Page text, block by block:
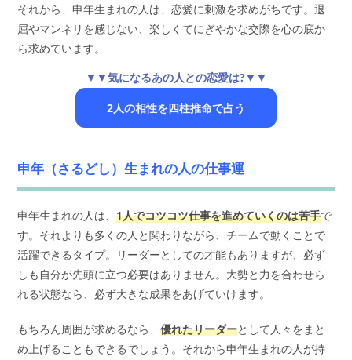
それから、申年生まれの人は、恋愛に刺激を求めがちです。退
屈やマンネリを感じない、楽しくてにぎやかな交際を心の底か
ら求めています。
▼▼気になるあの人との恋愛は?▼▼
2人の相性を四柱推命で占う
申年（さるどし）生まれの人の仕事運
申年生まれの人は、1人でコツコツ仕事を進めていくのは苦手で
す。それよりも多くの人と関わりながら、チームで動くことで
活躍できるタイプ。リーダーとしての才能もありますが、必ず
しも自分が先頭に立つ必要はありません。大勢と力を合わせら
れる状態なら、必ず大きな成果をあげていけます。
もちろん周囲が求めるなら、優れたリーダーとして人々をまと
め上げることもできるでしょう。それから申年生まれの人が持